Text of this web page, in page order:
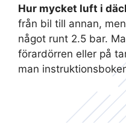
Hur mycket luft i
från bil till annan,
något runt 2.5 bar.
förardörren eller på
man